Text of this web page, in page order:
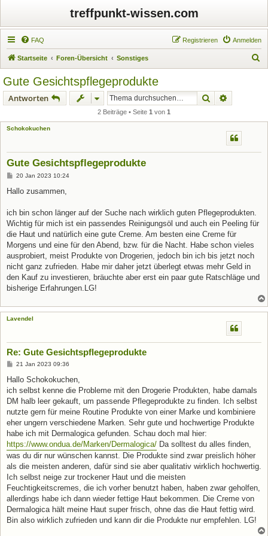
treffpunkt-wissen.com
FAQ Anmelden
Registrieren
Startseite Foren-Übersicht Sonstiges
Gute Gesichtspflegeprodukte
Antworten Suche
2 Beiträge • Seite 1 von 1
Schokokuchen
Gute Gesichtspflegeprodukte
B
i
a
20 Jan 2023 10:24
Hallo zusammen,
ich bin schon länger auf der Suche nach wirklich guten Pflegeprodukten.
Wichtig für mich ist ein passendes Reinigungsöl und auch ein Peeling für
die Haut und natürlich eine gute Creme. Am besten eine Creme für
Morgens und eine für den Abend, bzw. für die Nacht. Habe schon vieles
ausprobiert, meist Produkte von Drogerien, jedoch bin ich bis jetzt noch
nicht ganz zufrieden. Habe mir daher jetzt überlegt etwas mehr Geld in
den Kauf zu investieren, bräuchte aber erst ein paar gute Ratschläge und
bisherige Erfahrungen.LG!
Lavendel
Re: Gute Gesichtspflegeprodukte
B
i
r
a
21 Jan 2023 09:36
Hallo Schokokuchen,
ich selbst kenne die Probleme mit den Drogerie Produkten, habe damals
DM halb leer gekauft, um passende Pflegeprodukte zu finden. Ich selbst
nutzte gern für meine Routine Produkte von einer Marke und kombiniere
eher ungern verschiedene Marken. Sehr gute und hochwertige Produkte
habe ich mit Dermalogica gefunden. Schau doch mal hier:
https://www.ondua.de/Marken/Dermalogica/ Da solltest du alles finden,
was du dir nur wünschen kannst. Die Produkte sind zwar preislich höher
als die meisten anderen, dafür sind sie aber qualitativ wirklich hochwertig.
Ich selbst neige zur trockener Haut und die meisten
Feuchtigkeitscremes, die ich vorher benutzt haben, haben zwar geholfen,
allerdings habe ich dann wieder fettige Haut bekommen. Die Creme von
Dermalogica hält meine Haut super frisch, ohne das die Haut fettig wird.
Bin also wirklich zufrieden und kann dir die Produkte nur empfehlen. LG!